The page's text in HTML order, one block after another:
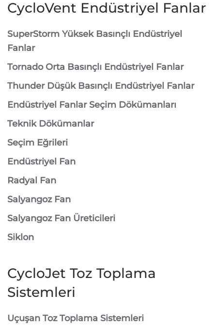
CycloVent Endüstriyel Fanlar
SuperStorm Yüksek Basınçlı Endüstriyel
Fanlar
Tornado Orta Basınçlı Endüstriyel Fanlar
Thunder Düşük Basınçlı Endüstriyel Fanlar
Endüstriyel Fanlar Seçim Dökümanları
Teknik Dökümanlar
Seçim Eğrileri
Endüstriyel Fan
Radyal Fan
Salyangoz Fan
Salyangoz Fan Üreticileri
Siklon
CycloJet Toz Toplama
Sistemleri
⁠Uçuşan Toz Toplama Sistemleri